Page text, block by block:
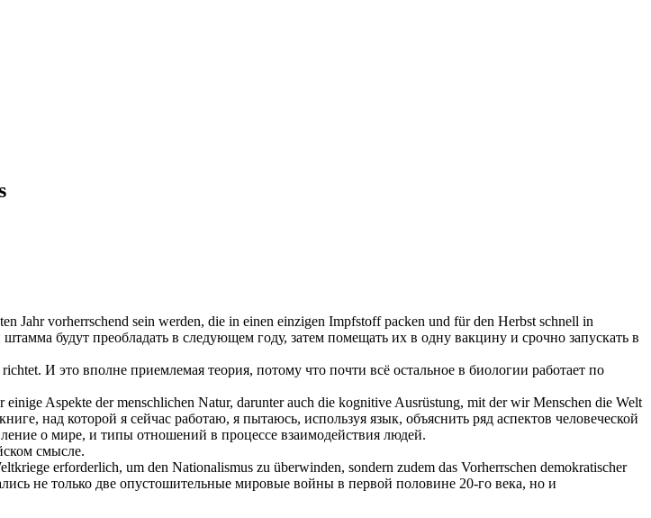
Jahrvorherrschend sein werden, die in einen einzigen Impfstoff packen und für den Herbst schnell in
штамма будут преобладать в следующем году, затем помещать их в одну вакцину и срочно запускать в
И это вполне приемлемая теория, потому что почти всё остальное в биологии работает по
Aspekte der menschlichen Natur, darunter auch die kognitive Ausrüstung, mit der wir Menschen die Welt
над которой я сейчас работаю, я пытаюсь, используя язык, объяснить ряд аспектов человеческой
о мире, и типы отношений в процессе взаимодействия людей.
смысле.
erforderlich, um den Nationalismus zu überwinden, sondern zudem das Vorherrschen demokratischer
не только две опустошительные мировые войны в первой половине 20-го века, но и